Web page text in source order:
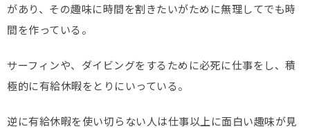
があり、その趣味に時間を割きたいがために無理してでも時
間を作っている。
サーフィンや、ダイビングをするために必死に仕事をし、積
極的に有給休暇をとりにいっている。
逆に有給休暇を使い切らない人は仕事以上に面白い趣味が見